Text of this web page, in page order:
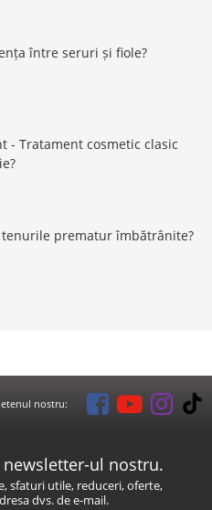
între seruri și fiole?
- Tratament cosmetic clasic
tenurile prematur îmbătrânite?
nostru:
ul nostru.
sfaturi utile, reduceri, oferte,
dvs. de e-mail.